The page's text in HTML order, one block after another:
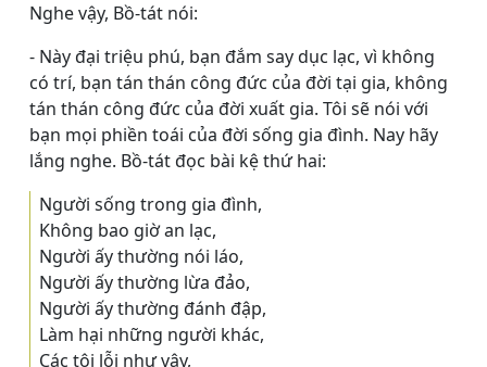
Nghe vậy, Bồ-tát nói:
- Này đại triệu phú, bạn đắm say dục lạc, vì không
có trí, bạn tán thán công đức của đời tại gia, không
tán thán công đức của đời xuất gia. Tôi sẽ nói với
bạn mọi phiền toái của đời sống gia đình. Nay hãy
lắng nghe. Bồ-tát đọc bài kệ thứ hai:
Người sống trong gia đình,
Không bao giờ an lạc,
Người ấy thường nói láo,
Người ấy thường lừa đảo,
Người ấy thường đánh đập,
Làm hại những người khác,
Các tội lỗi như vậy,